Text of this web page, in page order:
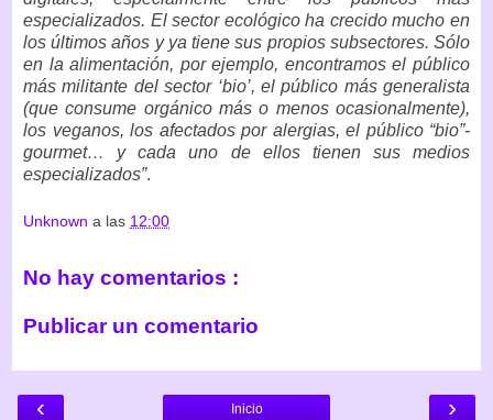
especializados. El sector ecológico ha crecido mucho en
los últimos años y ya tiene sus propios subsectores. Sólo
en la alimentación, por ejemplo, encontramos el público
más militante del sector ‘bio’, el público más generalista
(que consume orgánico más o menos ocasionalmente),
los veganos, los afectados por alergias, el público “bio”-
gourmet… y cada uno de ellos tienen sus medios
especializados”.
Unknown a las 12:00
No hay comentarios :
Publicar un comentario
‹ ›
Inicio